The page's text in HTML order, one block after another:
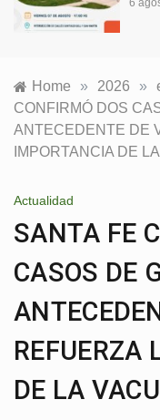
Home » 2026 »
CONFIRMÓ DOS
ANTECEDENTE DE
IMPORTANCIA DE
Actualidad
SANTA FE
CASOS DE
REFUERZA
DE LA